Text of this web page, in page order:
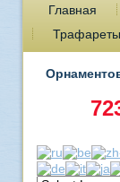
Главная
Трафареты